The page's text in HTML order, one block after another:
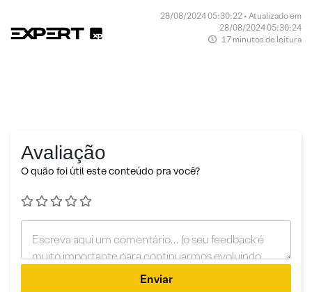
28/08/2024 05:30:22 • Atualizado em
28/08/2024 05:30:24
17 minutos de leitura
Avaliação
O quão foi útil este conteúdo pra você?
Enviar